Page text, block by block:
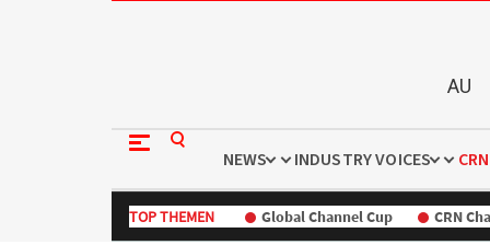
AU
NEWS INDUSTRY VOICES
TOP THEMEN Global Channel Cup CRN